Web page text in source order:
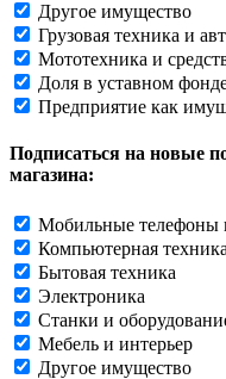
Другое имущество
Грузовая техника и
Мототехника и
Доля в уставном
Предприятие как
Подписаться на новые
магазина:
Мобильные телефоны
Компьютерная техника
Бытовая техника
Электроника
Станки и
Мебель и интерьер
Другое имущество